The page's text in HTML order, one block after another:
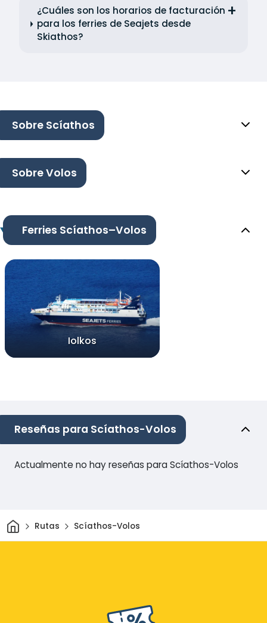
¿Cuáles son los horarios de facturación
para los ferries de Seajets desde
Skiathos?
Sobre Scíathos
Sobre Volos
Ferries Scíathos–Volos
Iolkos
Reseñas para Scíathos-Volos
Actualmente no hay reseñas para Scíathos-Volos
InicioRutas Scíathos-Volos